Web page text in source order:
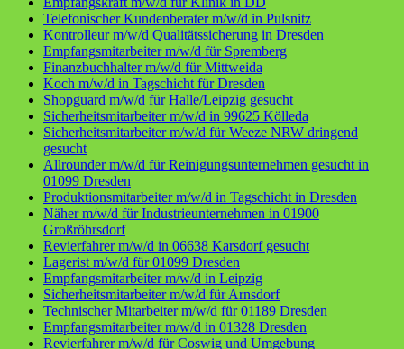
Telefonischer Kundenberater m/w/d in Pulsnitz
Kontrolleur m/w/d Qualitätssicherung in Dresden
Empfangsmitarbeiter m/w/d für Spremberg
Finanzbuchhalter m/w/d für Mittweida
Koch m/w/d in Tagschicht für Dresden
Shopguard m/w/d für Halle/Leipzig gesucht
Sicherheitsmitarbeiter m/w/d in 99625 Kölleda
Sicherheitsmitarbeiter m/w/d für Weeze NRW dringend
gesucht
Allrounder m/w/d für Reinigungsunternehmen gesucht in
01099 Dresden
Produktionsmitarbeiter m/w/d in Tagschicht in Dresden
Näher m/w/d für Industrieunternehmen in 01900
Großröhrsdorf
Revierfahrer m/w/d in 06638 Karsdorf gesucht
Lagerist m/w/d für 01099 Dresden
Empfangsmitarbeiter m/w/d in Leipzig
Sicherheitsmitarbeiter m/w/d für Arnsdorf
Technischer Mitarbeiter m/w/d für 01189 Dresden
Empfangsmitarbeiter m/w/d in 01328 Dresden
Revierfahrer m/w/d für Coswig und Umgebung